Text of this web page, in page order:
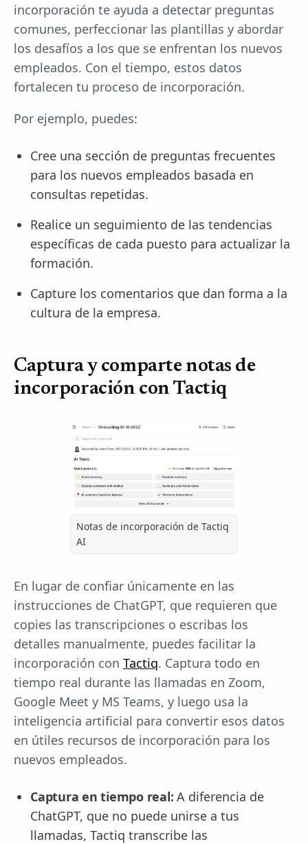
incorporación te ayuda a detectar preguntas
comunes, perfeccionar las plantillas y abordar
los desafíos a los que se enfrentan los nuevos
empleados. Con el tiempo, estos datos
fortalecen tu proceso de incorporación.
Por ejemplo, puedes:
Cree una sección de preguntas frecuentes
para los nuevos empleados basada en
consultas repetidas.
Realice un seguimiento de las tendencias
específicas de cada puesto para actualizar la
formación.
Capture los comentarios que dan forma a la
cultura de la empresa.
Captura y comparte notas de
incorporación con Tactiq
Notas de incorporación de Tactiq
AI
En lugar de confiar únicamente en las
instrucciones de ChatGPT, que requieren que
copies las transcripciones o escribas los
detalles manualmente, puedes facilitar la
incorporación con Tactiq. Captura todo en
tiempo real durante las llamadas en Zoom,
Google Meet y MS Teams, y luego usa la
inteligencia artificial para convertir esos datos
en útiles recursos de incorporación para los
nuevos empleados.
Captura en tiempo real: A diferencia de
ChatGPT, que no puede unirse a tus
llamadas, Tactiq transcribe las